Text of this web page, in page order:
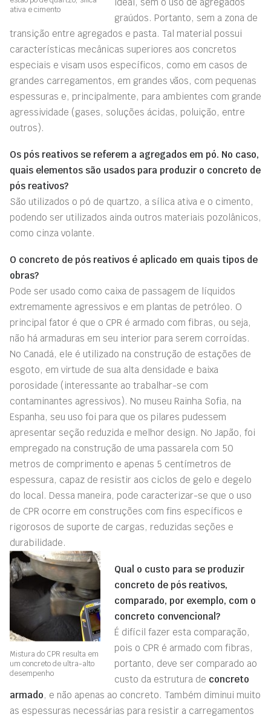
ativa e cimento
graúdos. Portanto, sem a zona de
transição entre agregados e pasta. Tal material possui
características mecânicas superiores aos concretos
especiais e visam usos específicos, como em casos de
grandes carregamentos, em grandes vãos, com pequenas
espessuras e, principalmente, para ambientes com grande
agressividade (gases, soluções ácidas, poluição, entre
outros).
Os pós reativos se referem a agregados em pó. No caso,
quais elementos são usados para produzir o concreto de
pós reativos?
São utilizados o pó de quartzo, a sílica ativa e o cimento,
podendo ser utilizados ainda outros materiais pozolânicos,
como cinza volante.
O concreto de pós reativos é aplicado em quais tipos de
obras?
Pode ser usado como caixa de passagem de líquidos
extremamente agressivos e em plantas de petróleo. O
principal fator é que o CPR é armado com fibras, ou seja,
não há armaduras em seu interior para serem corroídas.
No Canadá, ele é utilizado na construção de estações de
esgoto, em virtude de sua alta densidade e baixa
porosidade (interessante ao trabalhar-se com
contaminantes agressivos). No museu Rainha Sofia, na
Espanha, seu uso foi para que os pilares pudessem
apresentar seção reduzida e melhor design. No Japão, foi
empregado na construção de uma passarela com 50
metros de comprimento e apenas 5 centímetros de
espessura, capaz de resistir aos ciclos de gelo e degelo
do local. Dessa maneira, pode caracterizar-se que o uso
de CPR ocorre em construções com fins específicos e
rigorosos de suporte de cargas, reduzidas seções e
durabilidade.
Mistura do CPR resulta em
um concreto de ultra-alto
desempenho
Qual o custo para se produzir
concreto de pós reativos,
comparado, por exemplo, com o
concreto convencional?
É difícil fazer esta comparação,
pois o CPR é armado com fibras,
portanto, deve ser comparado ao
custo da estrutura de concreto
armado, e não apenas ao concreto. Também diminui muito
as espessuras necessárias para resistir a carregamentos